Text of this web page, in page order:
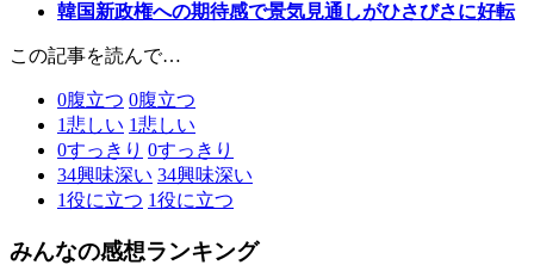
韓国新政権への期待感で景気見通しがひさびさに好転
この記事を読んで…
0腹立つ 0腹立つ
1悲しい 1悲しい
0すっきり 0すっきり
34興味深い 34興味深い
1役に立つ 1役に立つ
みんなの感想ランキング